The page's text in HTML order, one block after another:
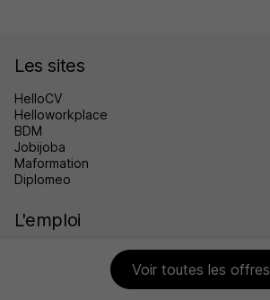
Voir toutes les offres
Les sites
HelloCV
Helloworkplace
BDM
Jobijoba
Maformation
Diplomeo
L'emploi
Offres d'emploi par métier
Offres d'emploi par ville
Offres d'emploi par entreprise